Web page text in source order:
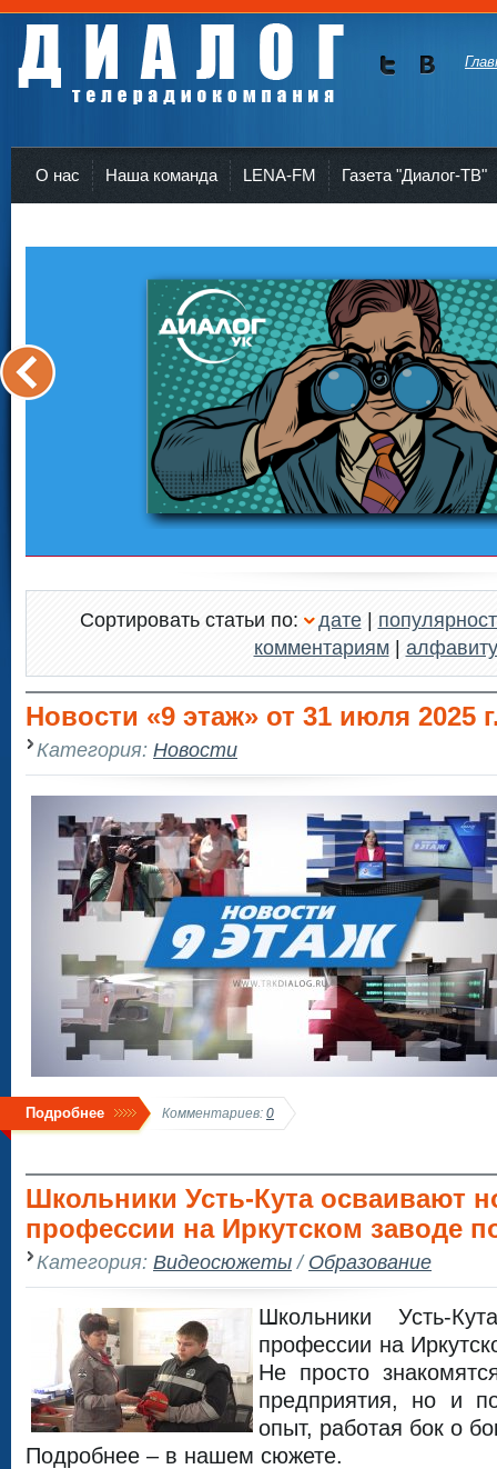
О нас Наша команда LENA-FM Газета "Диалог-ТВ"
Сортировать статьи по: дате|
комментариям| алфавиту
Новости «9 этаж» от 31 июля 2025
Категория: Новости
Подробнее Комментариев: 0
Школьники Усть-Кута осваивают
профессии на Иркутском заводе
Категория: Видеосюжеты/Образование
Школьники Усть-
профессии на
Не просто
предприятия, но и
опыт, работая бок о
Подробнее – в нашем сюжете.